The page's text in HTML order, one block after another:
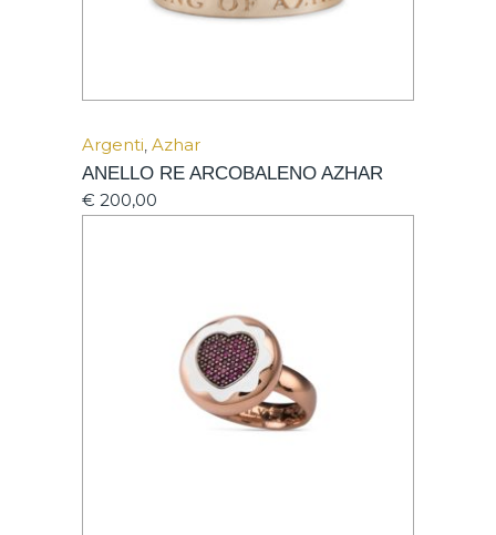
Argenti, Azhar
ANELLO RE ARCOBALENO AZHAR
€ 200,00